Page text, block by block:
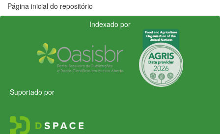
Página inicial do repositório
Indexado por
Suportado por